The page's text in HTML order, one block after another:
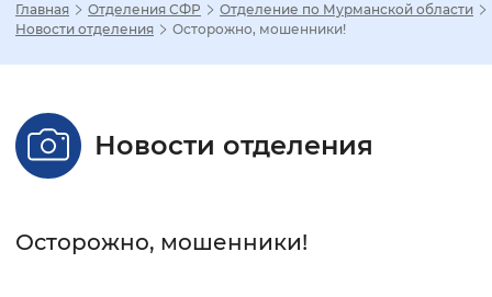
Размер шрифта
Шрифт
Главная Отделения СФР
Отделение по Мурманской области
Новости отделения
Осторожно, мошенники!
Новости отделения
Осторожно, мошенники!